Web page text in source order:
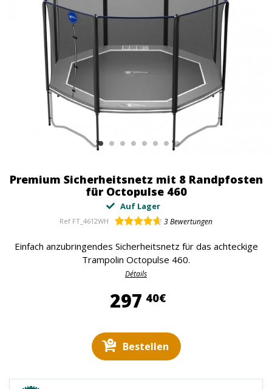
Premium Sicherheitsnetz mit 8 Randpfosten
für Octopulse 460
Auf Lager
Ref FT_4612WH 3Bewertungen
Einfach anzubringendes Sicherheitsnetz für das achteckige
Trampolin Octopulse 460.
Détails
297 40€297,40 €
Bestellen